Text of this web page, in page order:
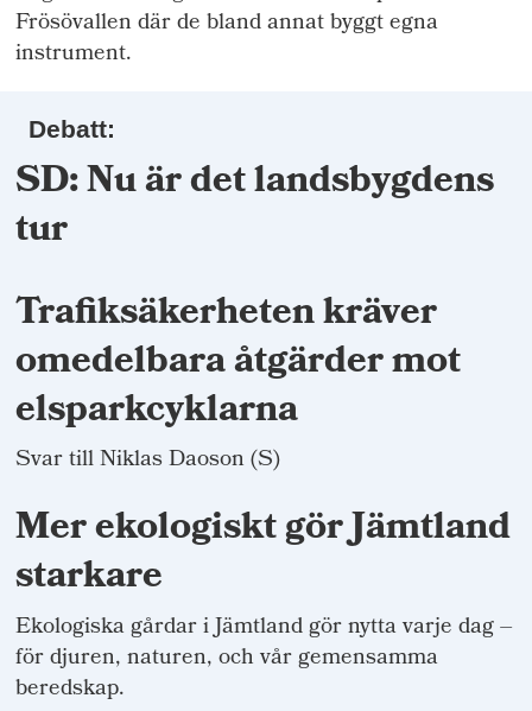
Frösövallen där de bland annat byggt egna
instrument.
Debatt:
SD: Nu är det landsbygdens
tur
Trafiksäkerheten kräver
omedelbara åtgärder mot
elsparkcyklarna
Svar till Niklas Daoson (S)
Mer ekologiskt gör Jämtland
starkare
Ekologiska gårdar i Jämtland gör nytta varje dag –
för djuren, naturen, och vår gemensamma
beredskap.